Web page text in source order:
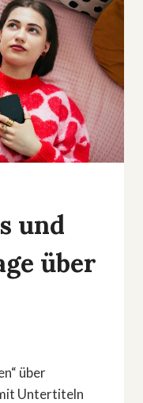
und
über
über
Untertiteln